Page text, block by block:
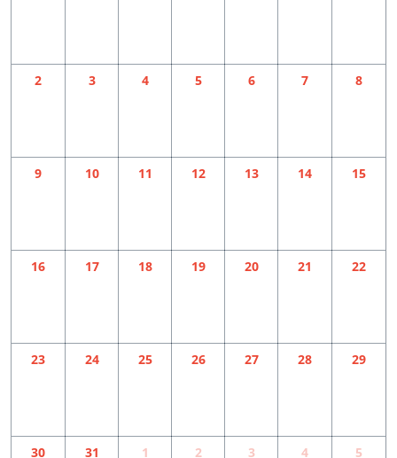
2 3 4 5 6 7 8
9 10 11 12 13 14 15
16 17 18 19 20 21 22
23 24 25 26 27 28 29
30 31 1 2 3 4 5